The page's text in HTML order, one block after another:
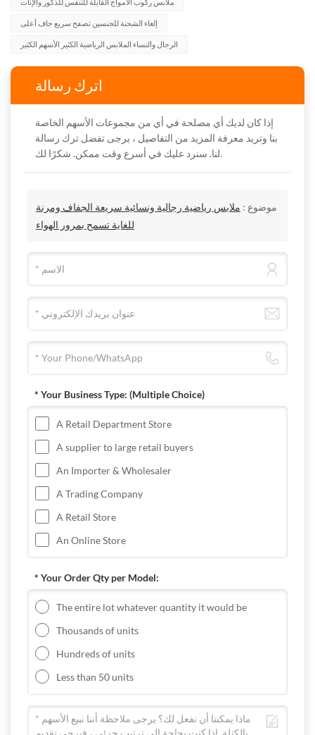
ملابس ركوب الأمواج القابلة للتنفس للذكور والإناث
إلغاء الشحنة للجنسين تصفح سريع جاف أعلى
الرجال والنساء الملابس الرياضية الكثير الأسهم الكثير
اترك رسالة
إذا كان لديك أي مصلحة في أي من مجموعات الأسهم الخاصة
بنا وتريد معرفة المزيد من التفاصيل ، يرجى تفضل ترك رسالة
لنا. سنرد عليك في أسرع وقت ممكن. شكرًا لك.
موضوع : ملابس رياضية رجالية ونسائية سريعة الجفاف ومرنة
للغاية تسمح بمرور الهواء
* Your Business Type: (Multiple Choice)
A Retail Department Store
A supplier to large retail buyers
An Importer & Wholesaler
A Trading Company
A Retail Store
An Online Store
* Your Order Qty per Model:
The entire lot whatever quantity it would be
Thousands of units
Hundreds of units
Less than 50 units